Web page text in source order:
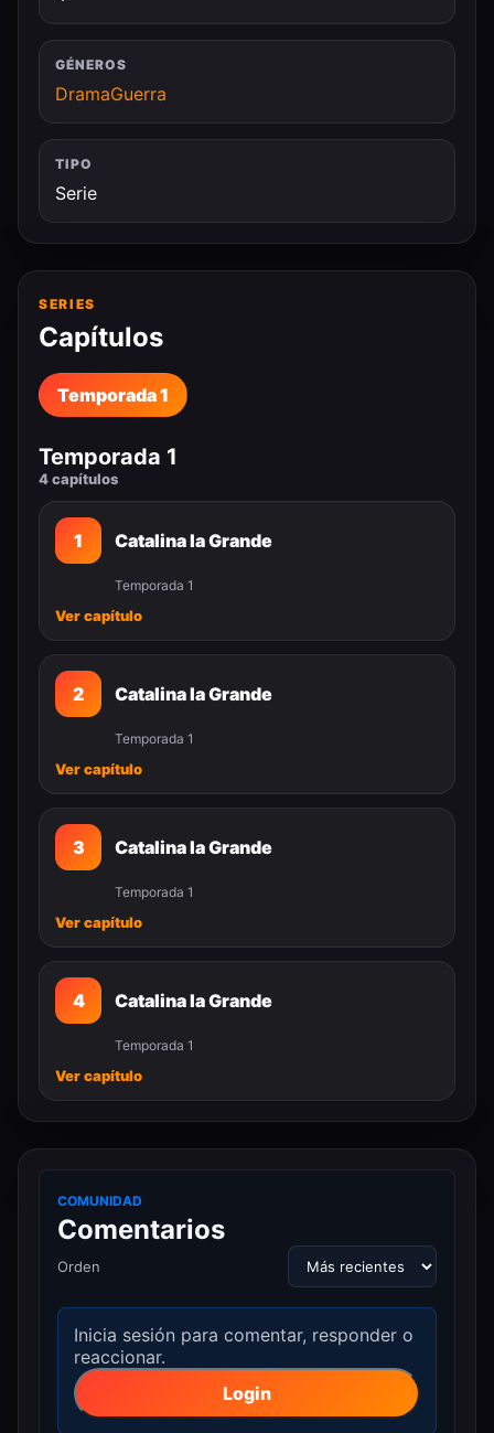
GÉNEROS
DramaGuerra
TIPO
Serie
SERIES
Capítulos
Temporada 1
Temporada 1
4 capítulos
1 Catalina la Grande
Temporada 1
Ver capítulo
2 Catalina la Grande
Temporada 1
Ver capítulo
3 Catalina la Grande
Temporada 1
Ver capítulo
4 Catalina la Grande
Temporada 1
Ver capítulo
COMUNIDAD
Comentarios
Orden
Inicia sesión para comentar, responder o
reaccionar.
Login